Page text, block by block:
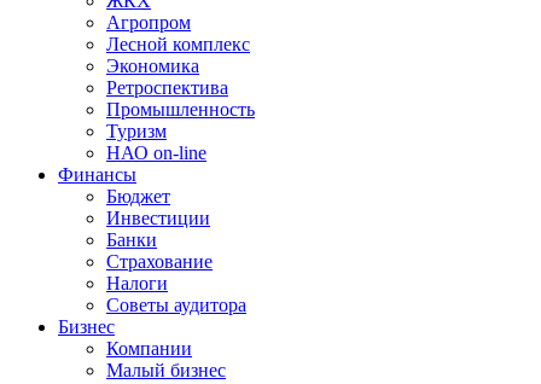
Агропром
Лесной комплекс
Экономика
Ретроспектива
Промышленность
Туризм
НАО on-line
Финансы
Бюджет
Инвестиции
Банки
Страхование
Налоги
Советы аудитора
Бизнес
Компании
Малый бизнес